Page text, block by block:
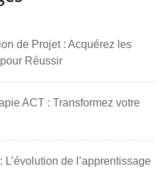
de Projet : Acquérez les
Réussir
ACT : Transformez votre
de l’apprentissage